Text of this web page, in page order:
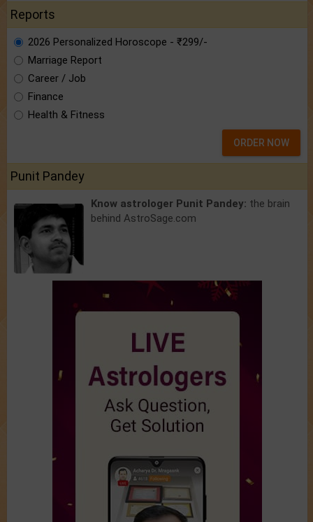
Reports
2026 Personalized Horoscope - ₹299/-
Marriage Report
Career / Job
Finance
Health & Fitness
ORDER NOW
Punit Pandey
Know astrologer Punit Pandey: the brain
behind AstroSage.com